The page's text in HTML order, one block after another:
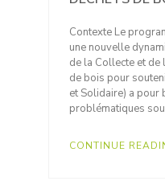
Contexte Le
une nouvelle
de la Collecte et
de bois pour
et Solidaire) a pour
problématiques
CONTINUE